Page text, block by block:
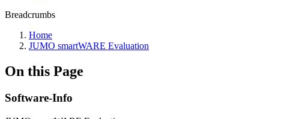
Breadcrumbs
Home
JUMO smartWARE Evaluation
On this Page
Software-Info